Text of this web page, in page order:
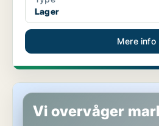
Lager
Mere info
Lager i Hedehusene
Vi overvåger